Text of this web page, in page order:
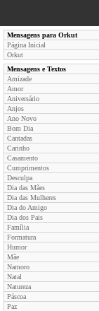
Mensagens para Orkut
Página Inicial
Orkut
Mensagens e Textos
Amizade
Amor
Aniversário
Anjos
Ano Novo
Bom Dia
Cantadas
Carinho
Casamento
Cumprimentos
Desculpa
Dia das Mães
Dia das Mulheres
Dia do Amigo
Dia dos Pais
Família
Formatura
Humor
Mãe
Namoro
Natal
Natureza
Páscoa
Paz